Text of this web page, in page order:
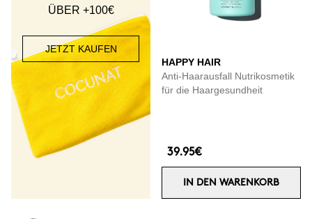
ÜBER +100€
JETZT KAUFEN
HAPPY HAIR
Anti-Haarausfall Nutrikosmetik
für die Haargesundheit
39.95€
IN DEN WARENKORB